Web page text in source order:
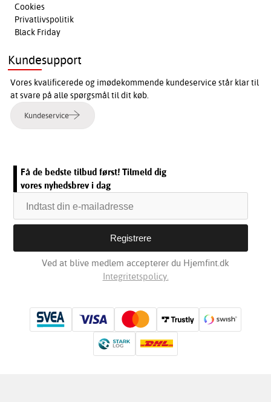
Cookies
Privatlivspolitik
Black Friday
Kundesupport
Vores kvalificerede og imødekommende kundeservice står klar til
at svare på alle spørgsmål til dit køb.
Kundeservice
Få de bedste tilbud først! Tilmeld dig
vores nyhedsbrev i dag
Ved at blive medlem accepterer du Hjemfint.dk
Integritetspolicy.